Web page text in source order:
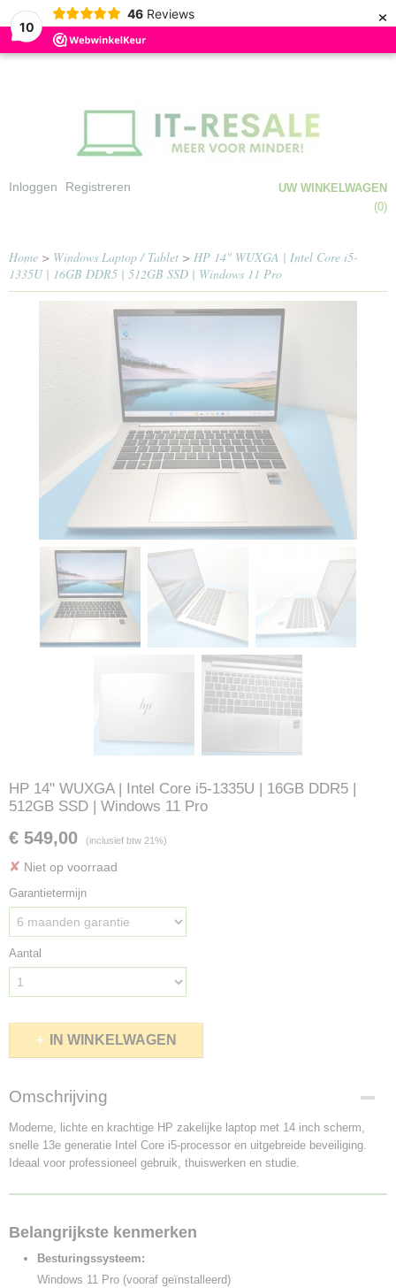
10
46 Reviews ×
Inloggen Registreren
UW WINKELWAGEN
(0)
Home > Windows Laptop / Tablet > HP 14" WUXGA | Intel Core i5-
1335U | 16GB DDR5 | 512GB SSD | Windows 11 Pro
HP 14" WUXGA | Intel Core i5-1335U | 16GB DDR5 |
512GB SSD | Windows 11 Pro
€ 549,00 (inclusief btw 21%)
✘ Niet op voorraad
Garantietermijn
Aantal
IN WINKELWAGEN
Omschrijving
Moderne, lichte en krachtige HP zakelijke laptop met 14 inch scherm,
snelle 13e generatie Intel Core i5-processor en uitgebreide beveiliging.
Ideaal voor professioneel gebruik, thuiswerken en studie.
Belangrijkste kenmerken
Besturingssysteem:
Windows 11 Pro (vooraf geïnstalleerd)